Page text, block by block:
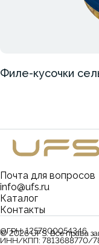
Филе-кусочки
Каталог
Контакты
Почта для вопросов
info@ufs.ru
©2026UFS. Все права
ОГРН:1257800054346
ИНН/КПП: 7813688770/